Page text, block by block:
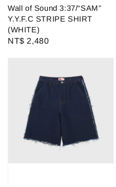
Wall of Sound 3:37/“SAM”
Y.Y.F.C STRIPE SHIRT
(WHITE)
Regular
NT$ 2,480